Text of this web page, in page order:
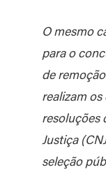
O mesmo
para o
de
realizam
resoluções
Justiça
seleção